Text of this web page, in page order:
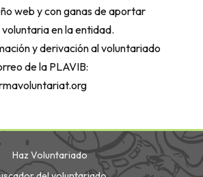
web y con ganas de aportar
en la entidad.
y derivación al voluntariado
de la PLAVIB:
Haz Voluntariado